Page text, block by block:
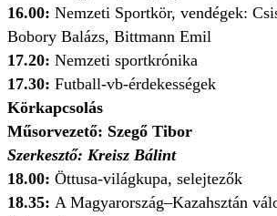
16.00: Nemzeti Sportkör, vendégek:
Bobory Balázs, Bittmann Emil
17.20: Nemzeti sportkrónika
17.30: Futball-vb-érdekességek
Körkapcsolás
Műsorvezető: Szegő Tibor
Szerkesztő: Kreisz Bálint
18.00: Öttusa-világkupa, selejtezők
18.35: A Magyarország–Kazahsztán